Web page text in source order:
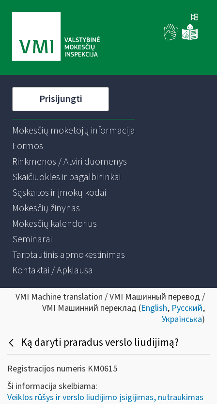
Prisijungti
Mokesčių mokėtojų informacija
Formos
Rinkmenos / Atviri duomenys
Skaičiuoklės ir pagalbininkai
Sąskaitos ir įmokų kodai
Mokesčių žinynas
Mokesčių kalendorius
Seminarai
Tarptautinis apmokestinimas
Kontaktai / Apklausa
VMI Machine translation / VMI Машинный перевод /
VMI Машинний переклад (English, Русский,
Українська)
Ką daryti praradus verslo liudijimą?
Registracijos numeris KM0615
Ši informacija skelbiama:
Veiklos rūšys ir verslo liudijimo įsigijimas, nutraukimas